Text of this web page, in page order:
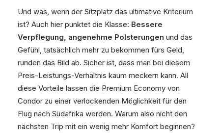
Und was, wenn der Sitzplatz das ultimative Kriterium
ist? Auch hier punktet die Klasse: Bessere
Verpflegung, angenehme Polsterungen und das
Gefühl, tatsächlich mehr zu bekommen fürs Geld,
runden das Bild ab. Sicher ist, dass man bei diesem
Preis-Leistungs-Verhältnis kaum meckern kann. All
diese Vorteile lassen die Premium Economy von
Condor zu einer verlockenden Möglichkeit für den
Flug nach Südafrika werden. Warum also nicht den
nächsten Trip mit ein wenig mehr Komfort beginnen?